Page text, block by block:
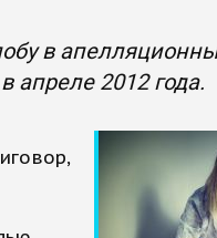
в
апреле 2012 года.